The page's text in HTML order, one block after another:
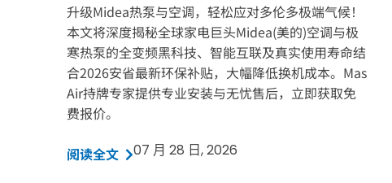
升级Midea热泵与空调，轻松应对多伦多极端气候！
本文将深度揭秘全球家电巨头Midea(美的)空调与极
寒热泵的全变频黑科技、智能互联及真实使用寿命结
合2026安省最新环保补贴，大幅降低换机成本。Mas
Air持牌专家提供专业安装与无忧售后，立即获取免
费报价。
阅读全文 07 月 28 日, 2026